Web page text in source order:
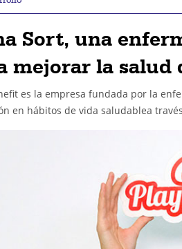
Sort, una
mejorar la salud
es la empresa fundada por la
en hábitos de vida saludablea